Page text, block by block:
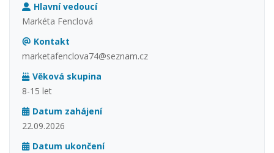
Hlavní vedoucí
Markéta Fenclová
Kontakt
marketafenclova74@seznam.cz
Věková skupina
8-15 let
Datum zahájení
22.09.2026
Datum ukončení